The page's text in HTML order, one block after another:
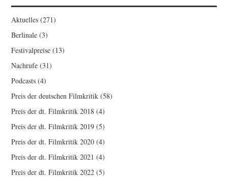
Aktuelles (271)
Berlinale (3)
Festivalpreise (13)
Nachrufe (31)
Podcasts (4)
Preis der deutschen Filmkritik (58)
Preis der dt. Filmkritik 2018 (4)
Preis der dt. Filmkritik 2019 (5)
Preis der dt. Filmkritik 2020 (4)
Preis der dt. Filmkritik 2021 (4)
Preis der dt. Filmkritik 2022 (5)